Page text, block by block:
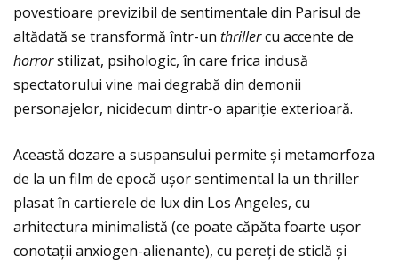
povestioare previzibil de sentimentale din Parisul de
altădată se transformă într-un thrillercu accente de
horrorstilizat, psihologic, în care frica indusă
spectatorului vine mai degrabă din demonii
personajelor, nicidecum dintr-o apariție exterioară.
Această dozare a suspansului permite și metamorfoza
de la un film de epocă ușor sentimental la un thriller
plasat în cartierele de lux din Los Angeles, cu
arhitectura minimalistă (ce poate căpăta foarte ușor
conotaţii anxiogen-alienante), cu pereţi de sticlă și